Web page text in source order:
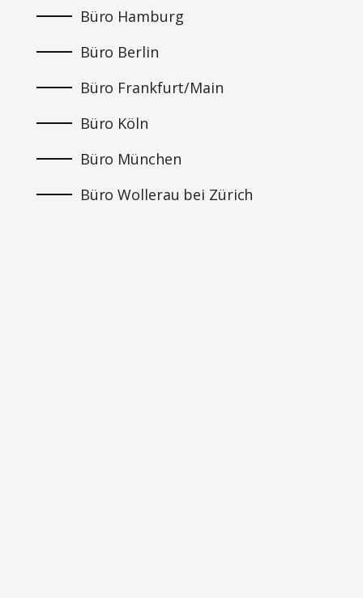
Büro Hamburg
Büro Berlin
Büro Frankfurt/Main
Büro Köln
Büro München
Büro Wollerau bei Zürich